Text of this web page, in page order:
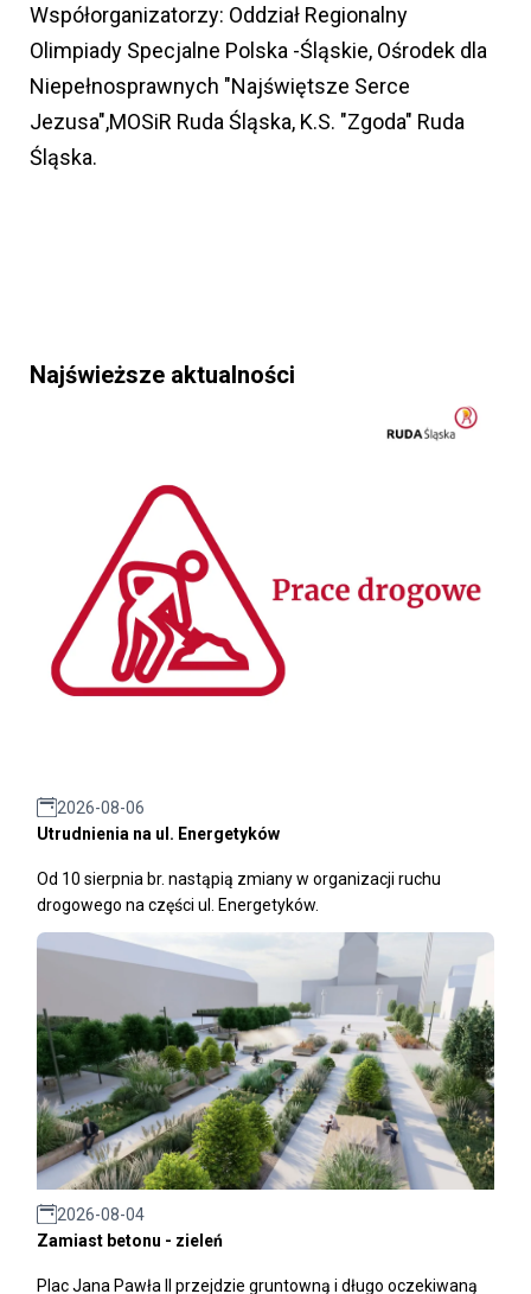
Współorganizatorzy: Oddział Regionalny
Olimpiady Specjalne Polska -Śląskie, Ośrodek dla
Niepełnosprawnych "Najświętsze Serce
Jezusa",MOSiR Ruda Śląska, K.S. "Zgoda" Ruda
Śląska.
Najświeższe aktualności
2026-08-06
Utrudnienia na ul. Energetyków
Od 10 sierpnia br. nastąpią zmiany w organizacji ruchu
drogowego na części ul. Energetyków.
2026-08-04
Zamiast betonu - zieleń
Plac Jana Pawła II przejdzie gruntowną i długo oczekiwaną